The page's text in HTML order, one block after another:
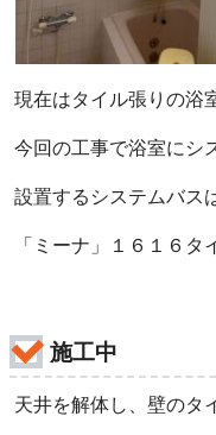
現在はタイル張りの浴
今回の工事で浴室にシ
設置するシステムバス
「ミーナ」１６１６タ
施工中
天井を解体し、壁のタ